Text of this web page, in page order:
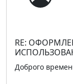
RE:
Доброго